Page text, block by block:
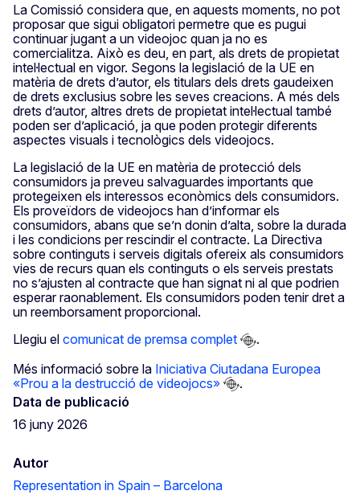
La Comissió considera que, en aquests moments, no pot
proposar que sigui obligatori permetre que es pugui
continuar jugant a un videojoc quan ja no es
comercialitza. Això es deu, en part, als drets de propietat
intel·lectual en vigor. Segons la legislació de la UE en
matèria de drets d’autor, els titulars dels drets gaudeixen
de drets exclusius sobre les seves creacions. A més dels
drets d’autor, altres drets de propietat intel·lectual també
poden ser d’aplicació, ja que poden protegir diferents
aspectes visuals i tecnològics dels videojocs.
La legislació de la UE en matèria de protecció dels
consumidors ja preveu salvaguardes importants que
protegeixen els interessos econòmics dels consumidors.
Els proveïdors de videojocs han d’informar els
consumidors, abans que se’n donin d’alta, sobre la durada
i les condicions per rescindir el contracte. La Directiva
sobre continguts i serveis digitals ofereix als consumidors
vies de recurs quan els continguts o els serveis prestats
no s’ajusten al contracte que han signat ni al que podrien
esperar raonablement. Els consumidors poden tenir dret a
un reemborsament proporcional.
Llegiu el comunicat de premsa complet
.
Més informació sobre la Iniciativa Ciutadana Europea
«Prou a la destrucció de videojocs»
.
Data de publicació
16 juny 2026
Autor
Representation in Spain – Barcelona